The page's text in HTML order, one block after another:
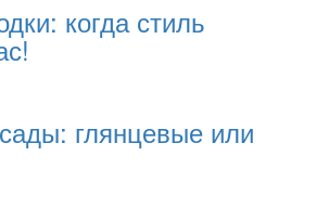
когда стиль
глянцевые или